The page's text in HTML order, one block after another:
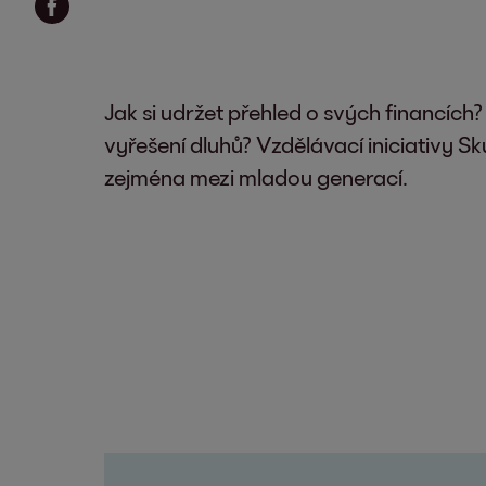
Jak si udržet přehled o svých
vyřešení dluhů? Vzdělávací iniciativy
zejména mezi mladou generací.